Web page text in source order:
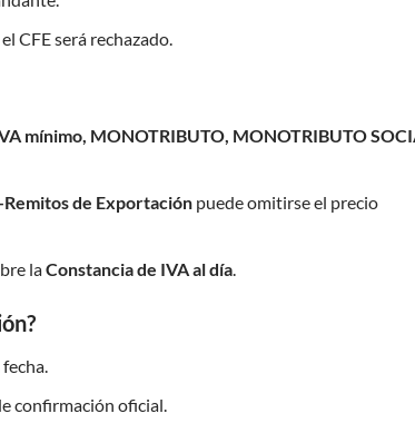
CFE será rechazado.
mínimo, MONOTRIBUTO, MONOTRIBUTO
Remitos de Exportaciónpuede omitirse el precio
laConstancia de IVA al día.
confirmación oficial.